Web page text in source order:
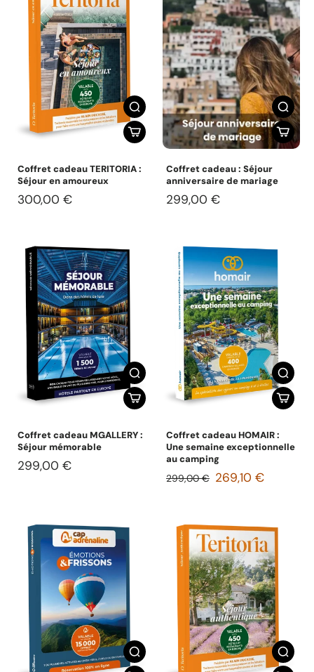
Coffret cadeau TERITORIA :
Séjour en amoureux
300,00 €
Coffret cadeau : Séjour
anniversaire de mariage
299,00 €
Coffret cadeau MGALLERY :
Séjour mémorable
299,00 €
Coffret cadeau HOMAIR :
Une semaine exceptionnelle
au camping
299,00 € 269,10 €